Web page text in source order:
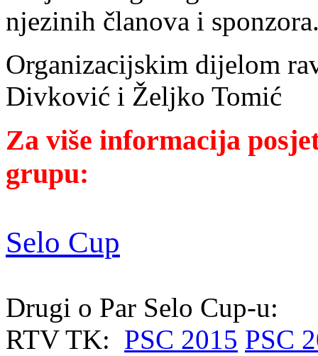
njezinih članova i
Organizacijskim dijelom
Divković i Željko Tomić
Za više informacija
grupu:
Selo Cup
Drugi o Par Selo Cup-u:
RTV TK: PSC 2015 PSC